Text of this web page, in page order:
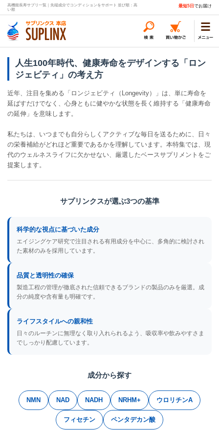
高機能長寿サプリ一覧｜先端成分でコンディションをサポート 並び順：高
い順
最短5日 でお届け
人生100年時代、健康寿命をデザインする「ロン
ジェビティ」の考え方
近年、注目を集める「ロンジェビティ（Longevity）」は、単に寿命を
延ばすだけでなく、心身ともに健やかな状態を長く維持する「健康寿命
の延伸」を意味します。
私たちは、いつまでも自分らしくアクティブな毎日を送るために、日々
の栄養補給がどれほど重要であるかを理解しています。本特集では、現
代のウェルネスライフに欠かせない、厳選したベースサプリメントをご
提案します。
サプリンクスが選ぶ3つの基準
科学的な視点に基づいた成分
エイジングケア研究で注目される有用成分を中心に、多角的に検討され
た素材のみを採用しています。
品質と透明性の確保
製造工程の管理が徹底された信頼できるブランドの製品のみを厳選。成
分の純度や含有量も明確です。
ライフスタイルへの親和性
日々のルーチンに無理なく取り入れられるよう、吸収率や飲みやすさま
でしっかり配慮しています。
成分から探す
NMN NAD NADH NRHM+ ウロリチンA
フィセチン ペンタデカン酸